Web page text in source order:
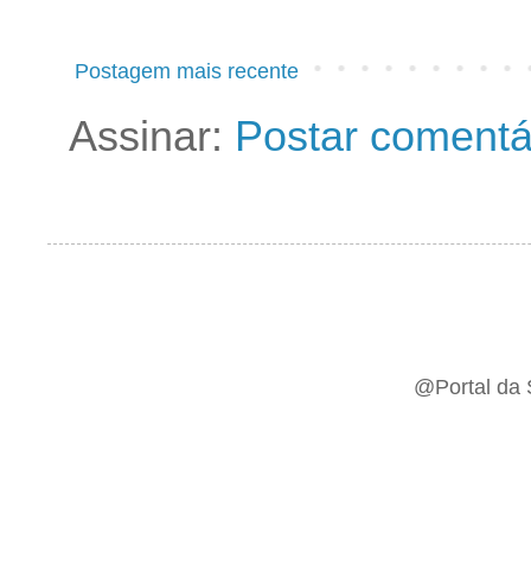
Postagem mais recente
Assinar: Postar
@Portal da